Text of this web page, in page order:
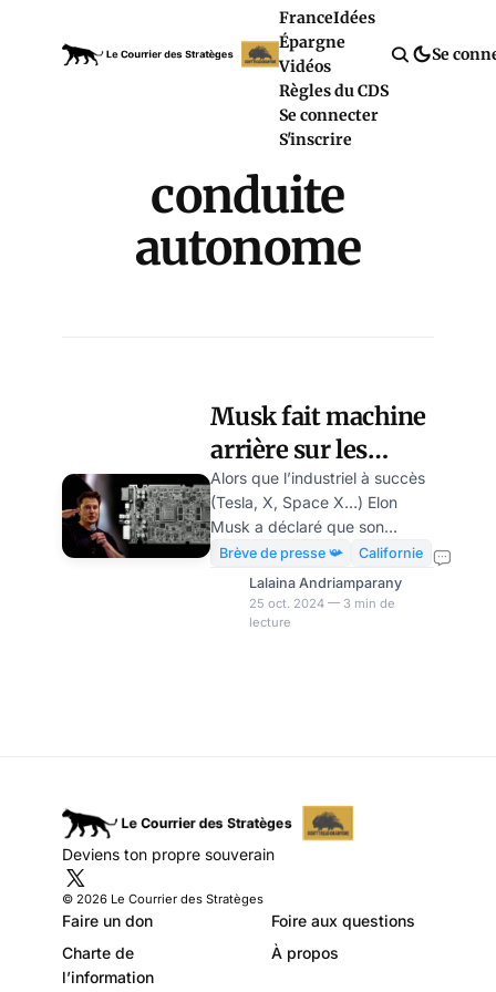
FranceIdées
Épargne
Vidéos
Règles du CDS
Se connecter
S'inscrire
Se
conduite
autonome
Musk fait machine
arrière sur les
promesses d’auto-
conduite
Alors que l’industriel à succès
(Tesla, X, Space X…) Elon
Musk a déclaré que son
entreprise s’apprête à lancer
un service de transport
autonome en Californie et au
Texas. Tesla, par la voix de
de la conduite autonome
complète, connue sous le nom
de « Full Self-Driving » (FSD).
Musk reconnaît que son
ordinateur
Brève de presse 📯
Californie
Lalaina Andriamparany
25 oct. 2024 — 3 min de
lecture
Deviens ton propre souverain
© 2026 Le Courrier des Stratèges
Faire un don
Foire aux questions
Charte de
l’information
À propos